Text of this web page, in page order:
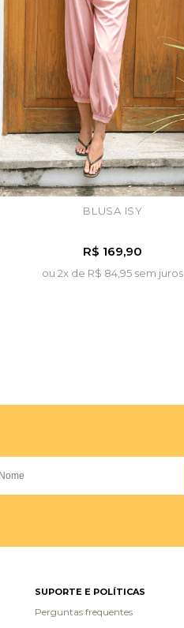
BLUSA ISY
R$ 169,90
ou 2x de R$ 84,95 sem juros
SUPORTE E POLÍTICAS
Perguntas frequentes